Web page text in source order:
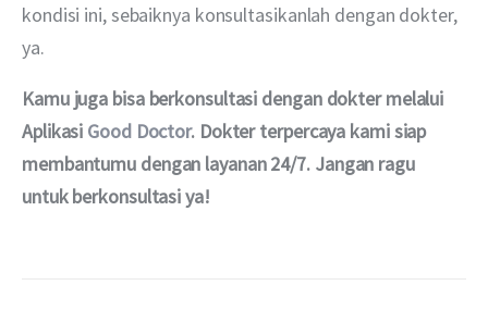
kondisi ini, sebaiknya konsultasikanlah dengan dokter,
ya.
Kamu juga bisa berkonsultasi dengan dokter melalui
Aplikasi Good Doctor. Dokter terpercaya kami siap
membantumu dengan layanan 24/7. Jangan ragu
untuk berkonsultasi ya!